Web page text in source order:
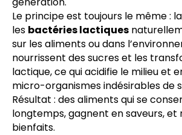
Le principe est toujours le même :
les bactéries lactiques
sur les aliments ou dans
nourrissent des sucres et les
lactique, ce qui acidifie le milieu et
micro-organismes indésirables de
Résultat : des aliments qui se
longtemps, gagnent en saveurs,
bienfaits.